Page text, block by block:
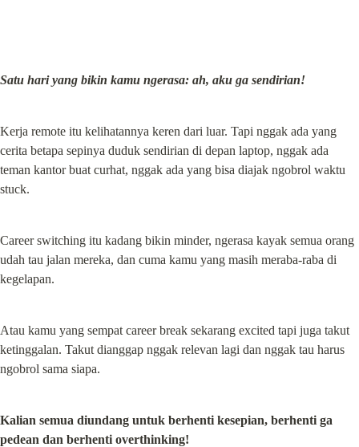
Satu hari yang bikin kamu ngerasa: ah, aku ga sendirian!
Kerja remote itu kelihatannya keren dari luar. Tapi nggak ada yang
cerita betapa sepinya duduk sendirian di depan laptop, nggak ada
teman kantor buat curhat, nggak ada yang bisa diajak ngobrol waktu
stuck.
Career switching itu kadang bikin minder, ngerasa kayak semua orang
udah tau jalan mereka, dan cuma kamu yang masih meraba-raba di
kegelapan.
Atau kamu yang sempat career break sekarang excited tapi juga takut
ketinggalan. Takut dianggap nggak relevan lagi dan nggak tau harus
ngobrol sama siapa.
Kalian semua diundang untuk berhenti kesepian, berhenti ga
pedean dan berhenti overthinking!